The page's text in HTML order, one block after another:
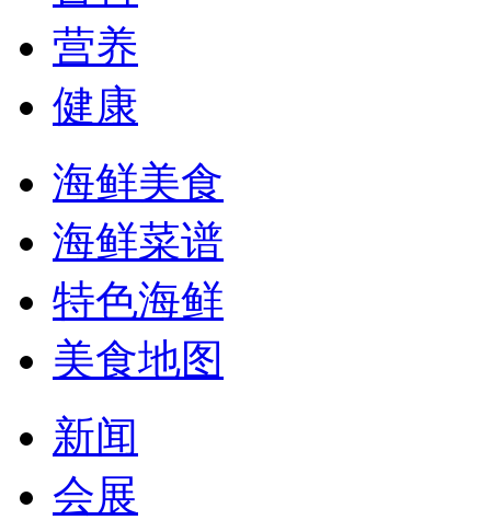
营养
健康
海鲜美食
海鲜菜谱
特色海鲜
美食地图
新闻
会展